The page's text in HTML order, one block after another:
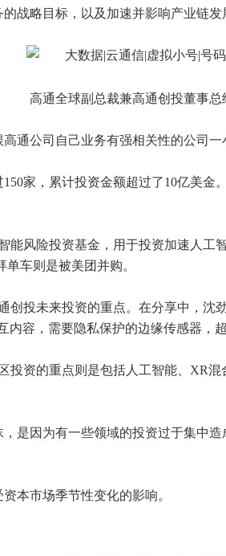
战略目标，以及加速并影响产业链发
高通全球副总裁兼高通创投董事总
通公司自己业务有强相关性的公司
家，累计投资金额超过了10亿美
风险投资基金，用于投资加速人
车则是被美团并购。
创投未来投资的重点。在分享中，
容，需要隐私保护的边缘传感器，
资的重点则是包括人工智能、XR
是因为有一些领域的投资过于集中
本市场季节性变化的影响。